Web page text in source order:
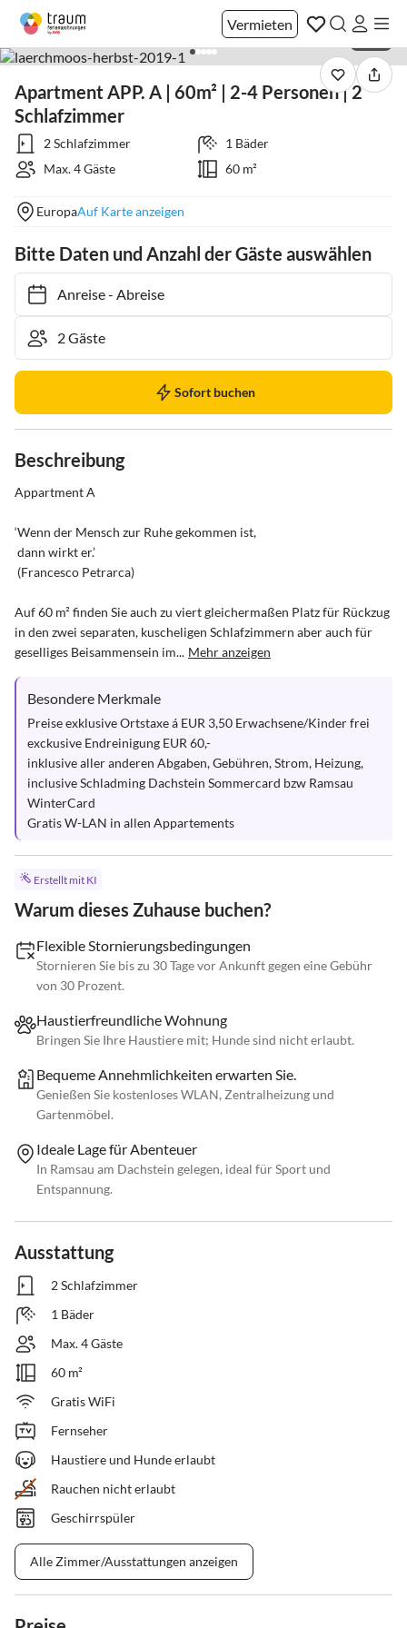
Vermieten
Apartment APP. A | 60m² | 2-4 Personen | 2
Schlafzimmer
2 Schlafzimmer
1 Bäder
Max. 4 Gäste
60 m²
EuropaAuf Karte anzeigen
Bitte Daten und Anzahl der Gäste auswählen
Anreise- Abreise
Sofort buchen
Beschreibung
Appartment A
‘Wenn der Mensch zur Ruhe gekommen ist,
Auf 60 m² finden Sie auch zu viert gleichermaßen Platz für Rückzug
in den zwei separaten, kuscheligen Schlafzimmern aber auch für
geselliges Beisammensein im... Mehr anzeigen
Besondere Merkmale
Preise exklusive Ortstaxe á EUR 3,50 Erwachsene/Kinder frei
exckusive Endreinigung EUR 60,-
inklusive aller anderen Abgaben, Gebühren, Strom, Heizung,
inclusive Schladming Dachstein Sommercard bzw Ramsau
WinterCard
Gratis W-LAN in allen Appartements
Erstellt mit KI
Warum dieses Zuhause buchen?
Flexible Stornierungsbedingungen
Stornieren Sie bis zu 30 Tage vor Ankunft gegen eine Gebühr
von 30 Prozent.
Haustierfreundliche Wohnung
Bringen Sie Ihre Haustiere mit; Hunde sind nicht erlaubt.
Bequeme Annehmlichkeiten erwarten Sie.
Genießen Sie kostenloses WLAN, Zentralheizung und
Gartenmöbel.
Ideale Lage für Abenteuer
In Ramsau am Dachstein gelegen, ideal für Sport und
Entspannung.
Ausstattung
2 Schlafzimmer
1 Bäder
Max. 4 Gäste
60 m²
Gratis WiFi
Fernseher
Haustiere und Hunde erlaubt
Rauchen nicht erlaubt
Geschirrspüler
Alle Zimmer/Ausstattungen anzeigen